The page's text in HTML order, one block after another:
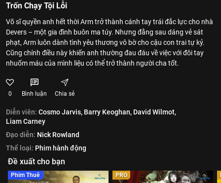
Trốn Chạy Tội Lỗi
Võ sĩ quyền anh hết thời Arm trở thành cánh tay trái đắc lực cho nhà
Devers – một gia đình buôn ma túy. Nhưng đằng sau dáng vẻ sát
phạt, Arm luôn dành tình yêu thương vô bờ cho cậu con trai tự kỷ.
Cũng chính điều này khiến anh thường đau đáu về việc với đôi tay
nhuốm máu của mình liệu có thể trở thành người cha tốt.
0 Bình luận Chia sẻ
Diễn viên: Cosmo Jarvis, Barry Keoghan, David Wilmot,
Liam Carney
Đạo diễn: Nick Rowland
Thể loại: Phim hành động
Đề xuất cho bạn
Phim Thuê PRO